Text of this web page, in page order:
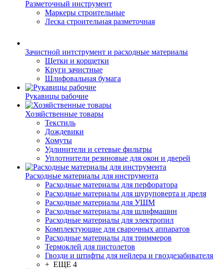
Разметочный инструмент
Маркеры строительные
Леска строительная разметочная
Зачистной интструмент и расходные материалы
Щетки и корщетки
Круги зачистные
Шлифовальная бумага
Рукавицы рабочие
Хозяйственные товары
Текстиль
Дождевики
Хомуты
Удлинители и сетевые фильтры
Уплотнители резиновые для окон и дверей
Расходные материалы для инструмента
Расходные материалы для перфоратора
Расходные материалы для шуруповерта и дреля
Расходные материалы для УШМ
Расходные материалы для шлифмашин
Расходные материалы для электропил
Комплектующие для сварочных аппаратов
Расходные материалы для триммеров
Термоклей для пистолетов
Гвозди и штифты для нейлера и гвоздезабивателя
+ ЕЩЕ 4